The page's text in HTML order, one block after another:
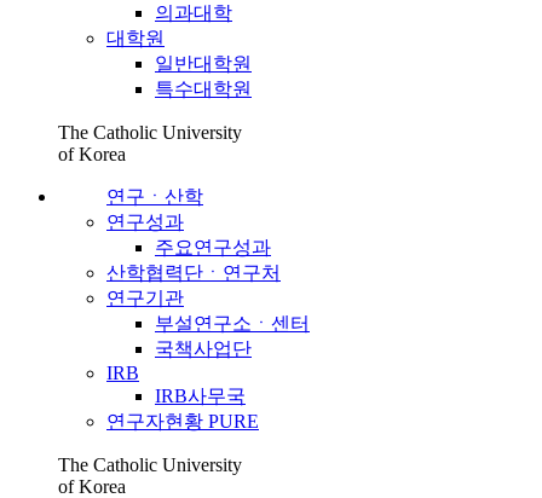
의과대학
대학원
일반대학원
특수대학원
The Catholic University
of Korea
연구ㆍ산학
연구성과
주요연구성과
산학협력단ㆍ연구처
연구기관
부설연구소ㆍ센터
국책사업단
IRB
IRB사무국
연구자현황 PURE
The Catholic University
of Korea